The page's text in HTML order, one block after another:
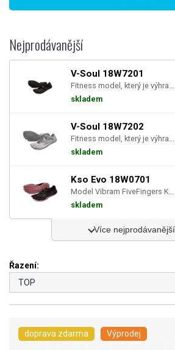
Nejprodávanější
V-Soul 18W7201
Fitness model, který je výhradně ženský. Je velmi oblíben právě pro otevřený vzhled, který je nej...
skladem
V-Soul 18W7202
Fitness model, který je výhradně ženský. Je velmi oblíben právě pro otevřený vzhled, který je nej...
skladem
Kso Evo 18W0701
Model Vibram FiveFingers KSO EVO je jednou ze těch bot, které tvoří naši řadu Max-Feel. Je postav...
skladem
Více
Řazení:
doprava zdarma Výprodej